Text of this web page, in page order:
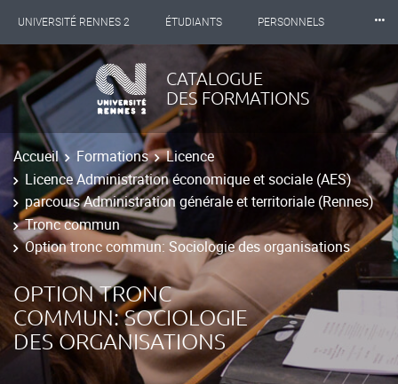
UNIVERSITÉ RENNES 2 ÉTUDIANTS PERSONNELS
INTERNATIONAL PROFESSIONNELS
LES NOUVELLES DE RENNES 2
⸱⸱⸱
CATALOGUE
DES FORMATIONS
Accueil Formations
Licence
Licence Administration économique et sociale (AES)
parcours Administration générale et territoriale (Rennes)
Tronc commun
Option tronc commun: Sociologie des organisations
OPTION TRONC
COMMUN: SOCIOLOGIE
DES ORGANISATIONS